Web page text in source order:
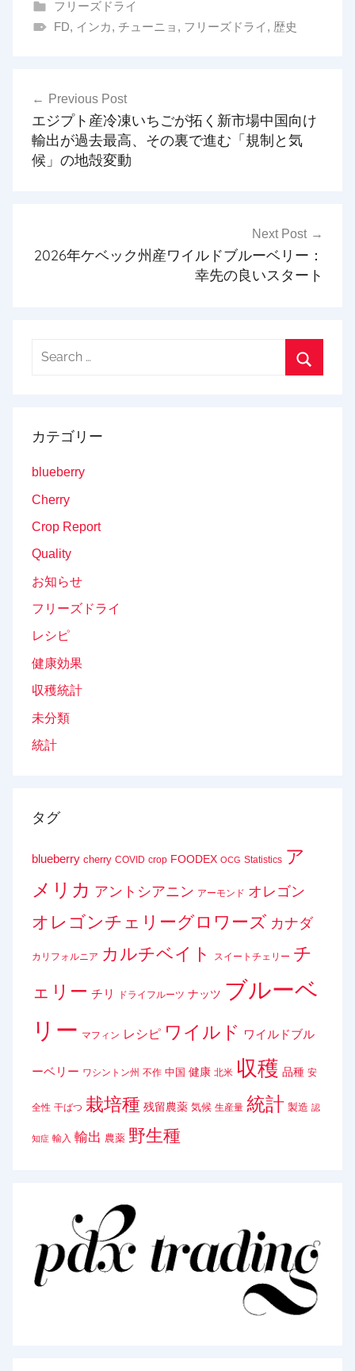
フリーズドライ
FD, インカ, チューニョ , フリーズドライ, 歴史
ナ
ビ
Previous Post
エジプト産冷凍いちごが拓く新市場中国向け
輸出が過去最高、その裏で進む「規制と気
候」の地殻変動
Next Post
2026年ケベック州産ワイルドブルーベリー：
幸先の良いスタート
Search
カテゴリー
blueberry
Cherry
Crop Report
Quality
お知らせ
フリーズドライ
レシピ
健康効果
収穫統計
未分類
統計
タグ
blueberry cherry COVID crop FOODEX OCG Statistics ア
メリカ アントシアニン アーモンド オレゴン
オレゴンチェリーグロワーズ カナダ
カリフォルニア カルチベイト スイートチェリー チ
ェリー チリ ドライフルーツ ナッツ ブルーベ
リー マフィン レシピ ワイルド ワイルドブル
ーベリー ワシントン州 不作 中国 健康 北米 収穫 品種 安
全性 干ばつ 栽培種 残留農薬 気候 生産量 統計 製造 認
知症 輸入 輸出 農薬 野生種